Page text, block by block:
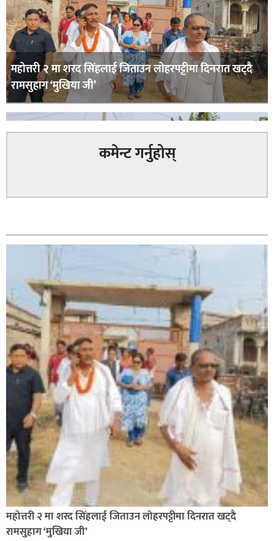
महोत्तरी २ मा शरद सिंहलाई जिताउन लोहरपट्टीमा दिनरात खट्दै
रामसुहाग ‘मुखिया जी’
सिराहा-२ मा संजय यादव भिड्ने !
रक्तदान सेवामा जिल्लामै दोस्रो स्थान ल्याएकोमा जनमत नेताद्वय
रेडक्रस सिराहा द्वारा सम्मानित
कमेन्ट गर्नुहोस्
महोत्तरी २ मा शरद सिंहलाई जिताउन लोहरपट्टीमा दिनरात खट्दै
रामसुहाग ‘मुखिया जी’